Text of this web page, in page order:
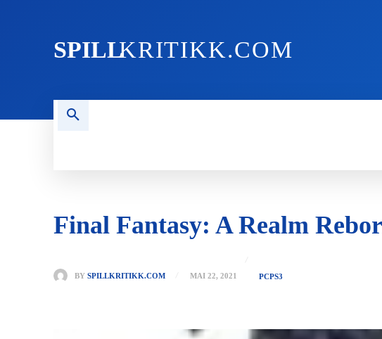
SPILLKRITIKK.COM
Final Fantasy: A Realm
BY SPILLKRITIKK.COM MAI 22, 2021 PCPS3